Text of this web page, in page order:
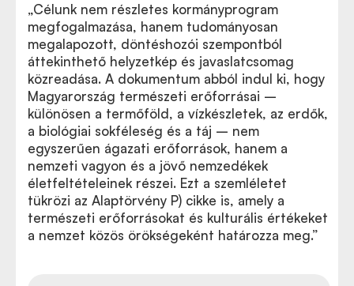
„Célunk nem részletes kormányprogram
megfogalmazása, hanem tudományosan
megalapozott, döntéshozói szempontból
áttekinthető helyzetkép és javaslatcsomag
közreadása. A dokumentum abból indul ki, hogy
Magyarország természeti erőforrásai –
különösen a termőföld, a vízkészletek, az erdők,
a biológiai sokféleség és a táj – nem
egyszerűen ágazati erőforrások, hanem a
nemzeti vagyon és a jövő nemzedékek
életfeltételeinek részei. Ezt a szemléletet
tükrözi az Alaptörvény P) cikke is, amely a
természeti erőforrásokat és kulturális értékeket
a nemzet közös örökségeként határozza meg.”